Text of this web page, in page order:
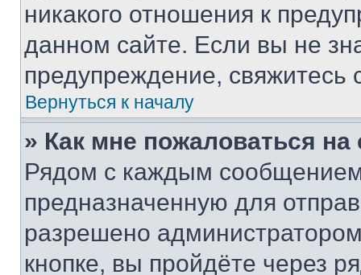
никакого отношения к
данном сайте. Если вы не
предупреждение,
Вернуться к началу
» Как мне пожаловаться
Рядом с каждым сообщением
предназначенную для
разрешено
кнопке, вы пройдёте через